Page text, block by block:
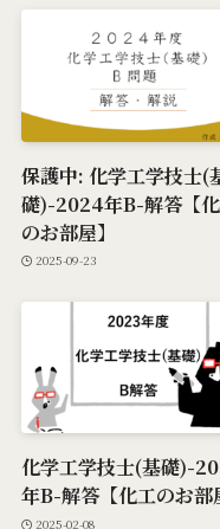
保護中: 化学工学技士(
礎)-2024年B-解答【
のお部屋】
2025-09-23
化学工学技士(基礎)-
年B-解答【化工のお部
2025-02-08